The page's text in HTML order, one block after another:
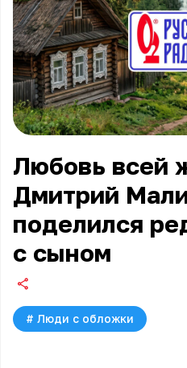
Любовь всей
Дмитрий
поделился
с сыном
# Люди с обложки